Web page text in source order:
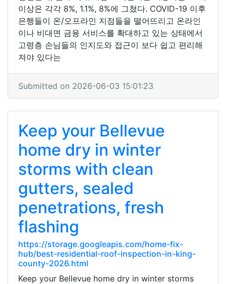
이상은 각각 8%, 1.1%, 8%에 그쳤다. COVID-19 이후
은행들이 온/오프라인 지점들을 떨어뜨리고 온라인
이나 비대면 금융 서비스를 확대하고 있는 상태에서
고령층 손님들의 인지도와 접근이 보다 쉽고 편리해
져야 있다는
Submitted on 2026-06-03 15:01:23
Keep your Bellevue
home dry in winter
storms with clean
gutters, sealed
penetrations, fresh
flashing
https://storage.googleapis.com/home-fix-
hub/best-residential-roof-inspection-in-king-
county-2026.html
Keep your Bellevue home dry in winter storms